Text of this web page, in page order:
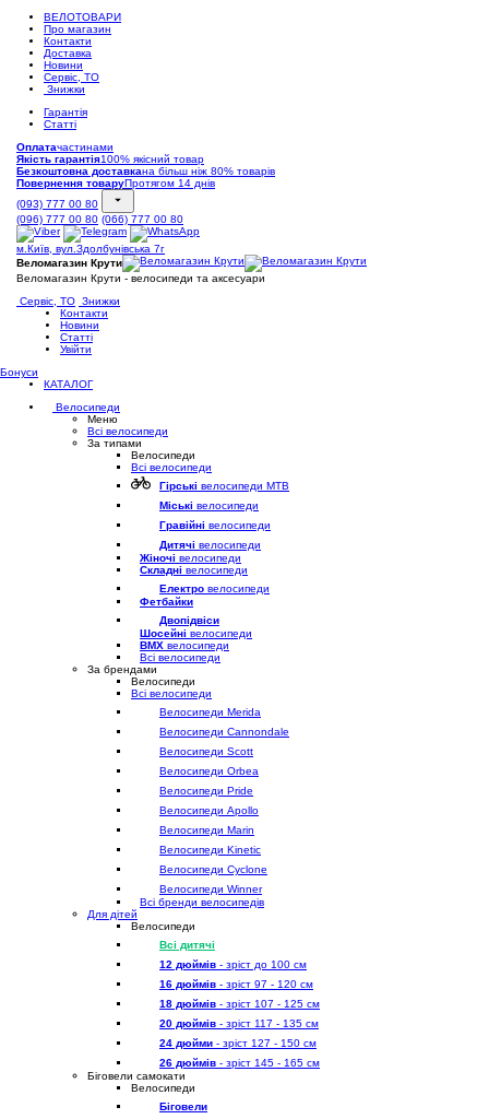
ВЕЛОТОВАРИ
Про магазин
Контакти
Доставка
Новини
Сервіс, ТО
Знижки
Гарантія
Статті
Оплатачастинами
Якість гарантія100% якісний товар
Безкоштовна доставкана більш ніж 80% товарів
Повернення товаруПротягом 14 днів
(093) 777 00 80
(096) 777 00 80 (066) 777 00 80
м.Київ, вул.Здолбунівська 7г
Веломагазин Крути
Веломагазин Крути - велосипеди та аксесуари
Сервіс, ТО Знижки
Контакти
Новини
Статті
Увійти
Бонуси
КАТАЛОГ
Велосипеди
Меню
Всі велосипеди
За типами
Велосипеди
Всі велосипеди
Гірські велосипеди MTB
Міські велосипеди
Гравійні велосипеди
Дитячі велосипеди
Жіночі велосипеди
Складні велосипеди
Електро велосипеди
Фетбайки
Двопідвіси
Шосейні велосипеди
BMX велосипеди
Всі велосипеди
За брендами
Велосипеди
Всі велосипеди
Велосипеди Merida
Велосипеди Cannondale
Велосипеди Scott
Велосипеди Orbea
Велосипеди Pride
Велосипеди Apollo
Велосипеди Marin
Велосипеди Kinetic
Велосипеди Cyclone
Велосипеди Winner
Всі бренди велосипедів
Для дітей
Велосипеди
Всі дитячі
12 дюймів - зріст до 100 см
16 дюймів - зріст 97 - 120 см
18 дюймів - зріст 107 - 125 см
20 дюймів - зріст 117 - 135 см
24 дюйми - зріст 127 - 150 см
26 дюймів - зріст 145 - 165 см
Біговели самокати
Велосипеди
Біговели